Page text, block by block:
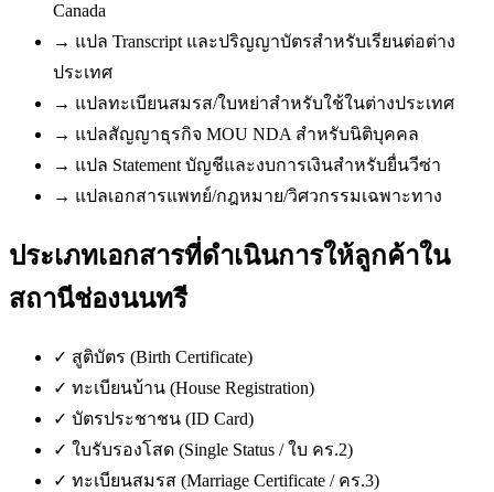
Canada
→ แปล Transcript และปริญญาบัตรสำหรับเรียนต่อต่าง
ประเทศ
→ แปลทะเบียนสมรส/ใบหย่าสำหรับใช้ในต่างประเทศ
→ แปลสัญญาธุรกิจ MOU NDA สำหรับนิติบุคคล
→ แปล Statement บัญชีและงบการเงินสำหรับยื่นวีซ่า
→ แปลเอกสารแพทย์/กฎหมาย/วิศวกรรมเฉพาะทาง
ประเภทเอกสารที่ดำเนินการให้ลูกค้าใน
สถานีช่องนนทรี
✓ สูติบัตร (Birth Certificate)
✓ ทะเบียนบ้าน (House Registration)
✓ บัตรประชาชน (ID Card)
✓ ใบรับรองโสด (Single Status / ใบ คร.2)
✓ ทะเบียนสมรส (Marriage Certificate / คร.3)